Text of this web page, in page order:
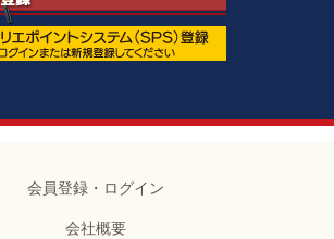
会員登録・ログイン
会社概要